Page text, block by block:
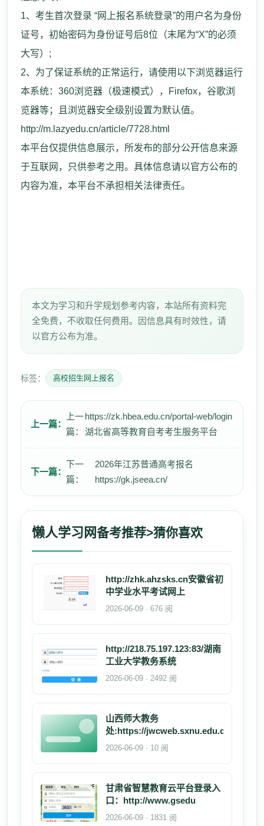
1、考生首次登录 “网上报名系统登录”的用户名为身份
证号，初始密码为身份证号后8位（末尾为“X”的必须
大写）;
2、为了保证系统的正常运行，请使用以下浏览器运行
本系统：360浏览器（极速模式），Firefox，谷歌浏
览器等；且浏览器安全级别设置为默认值。
http://m.lazyedu.cn/article/7728.html
本平台仅提供信息展示，所发布的部分公开信息来源
于互联网，只供参考之用。具体信息请以官方公布的
内容为准，本平台不承担相关法律责任。
本文为学习和升学规划参考内容，本站所有资料完
全免费，不收取任何费用。因信息具有时效性，请
以官方公布为准。
标签： 高校招生网上报名
上一篇：
上一
篇：
https://zk.hbea.edu.cn/portal-web/login
湖北省高等教育自考考生服务平台
下一篇：
下一
篇：
2026年江苏普通高考报名
https://gk.jseea.cn/
懒人学习网备考推荐>猜你喜欢
http://zhk.ahzsks.cn安徽省初
中学业水平考试网上
2026-06-09 · 676 阅
http://218.75.197.123:83/湖南
工业大学教务系统
2026-06-09 · 2492 阅
山西师大教务
处:https://jwcweb.sxnu.edu.cn/
2026-06-09 · 10 阅
甘肃省智慧教育云平台登录入
口：http://www.gsedu
2026-06-09 · 1831 阅